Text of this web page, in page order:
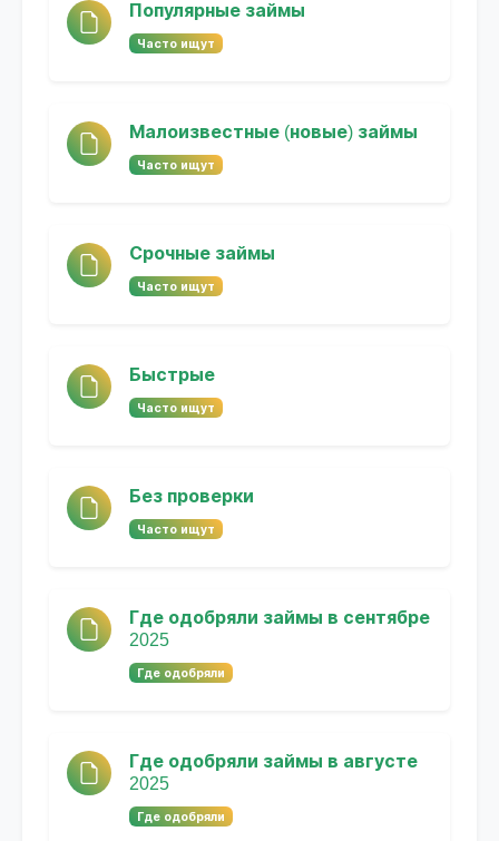
Популярные займы
Часто ищут
Малоизвестные (новые) займы
Часто ищут
Срочные займы
Часто ищут
Быстрые
Часто ищут
Без проверки
Часто ищут
Где одобряли займы в сентябре
2025
Где одобряли
Где одобряли займы в августе
2025
Где одобряли